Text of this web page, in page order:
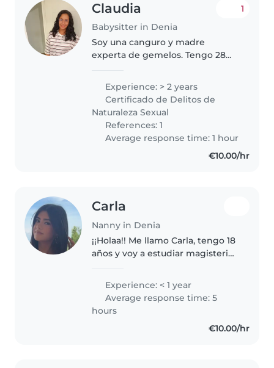
Claudia
Babysitter in Denia
1
Soy una canguro y madre
experta de gemelos. Tengo 28
niños de todas las edades, desde
bebés hasta niños en edad
escolar. Soy una persona
creativa, paciente..
Experience: > 2 years
Certificado de Delitos de
Naturaleza Sexual
References: 1
Average response time: 1 hour
€10.00/hr
Carla
Nanny in Denia
¡¡Holaa!! Me llamo Carla, tengo 18
años y voy a estudiar magisterio
vuestros hijos se lo pasen genial
conmigo y que puedan contar
conmigo. Soy muy paciente..
Experience: < 1 year
Average response time: 5
hours
€10.00/hr